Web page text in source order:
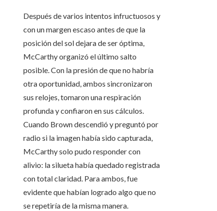
Después de varios intentos infructuosos y
con un margen escaso antes de que la
posición del sol dejara de ser óptima,
McCarthy organizó el último salto
posible. Con la presión de que no habría
otra oportunidad, ambos sincronizaron
sus relojes, tomaron una respiración
profunda y confiaron en sus cálculos.
Cuando Brown descendió y preguntó por
radio si la imagen había sido capturada,
McCarthy solo pudo responder con
alivio: la silueta había quedado registrada
con total claridad. Para ambos, fue
evidente que habían logrado algo que no
se repetiría de la misma manera.